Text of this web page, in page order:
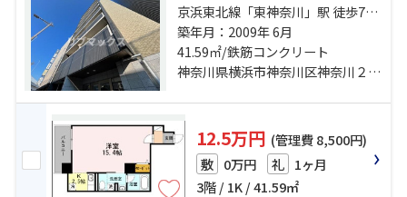
京浜東北線「東神奈川」駅 徒歩7分
京急本線「京急東神奈川」駅 徒歩6
分 東海道本線「横浜」駅 徒歩20分
築年月：2009年 6月
41.59㎡/鉄筋コンクリート
神奈川県横浜市神奈川区神奈川２丁目
12.5万円 (管理費 8,500円)
敷 0万円 礼 1ヶ月
3階 / 1K / 41.59㎡